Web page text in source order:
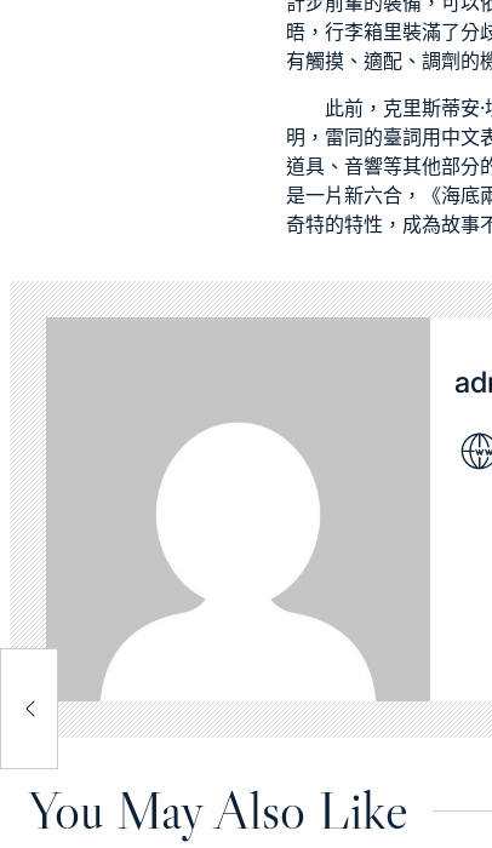
晤，行李箱里裝滿了分
有觸摸、適配、調劑的
此前，克里斯蒂安
明，雷同的臺詞用中文
道具、音響等其他部分
是一片新六合，《海底
奇特的特性，成為故事
You May Also Like